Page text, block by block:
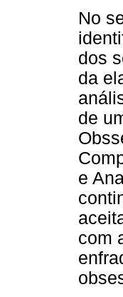
No
dos
da
de
e
com